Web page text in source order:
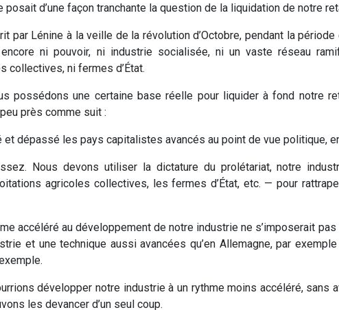
posait d’une façon tranchante la question de la liquidation de notre
par Lénine à la veille de la révolution d’Octobre, pendant la
encore ni pouvoir, ni industrie socialisée, ni un vaste réseau
collectives, ni fermes d’État.
possédons une certaine base réelle pour liquider à fond notre
près comme suit :
et dépassé les pays capitalistes avancés au point de vue politique,
Nous devons utiliser la dictature du prolétariat, notre
agricoles collectives, les fermes d’État, etc. — pour
accéléré au développement de notre industrie ne s’imposerait
et une technique aussi avancées qu’en Allemagne, par
développer notre industrie à un rythme moins accéléré,
les devancer d’un seul coup.